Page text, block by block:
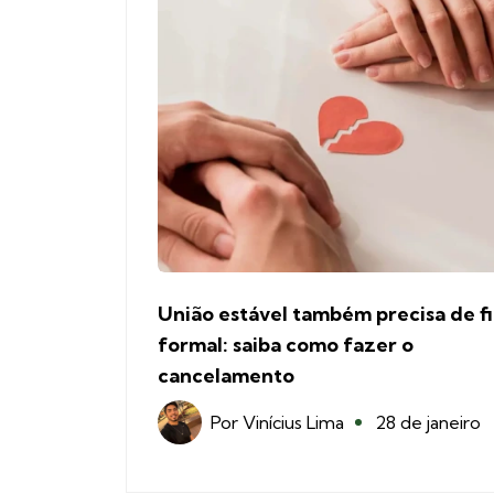
União estável também precisa de
formal: saiba como fazer o
cancelamento
Por Vinícius Lima 28 de janeiro